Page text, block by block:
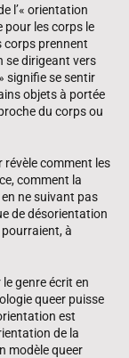
l’« orientation
pour les corps le
corps prennent
se dirigeant vers
signifie se sentir
objets à portée
du corps ou
révèle comment les
comment la
ne suivant pas
de désorientation
à
genre écrit en
queer puisse
est
de la
modèle queer